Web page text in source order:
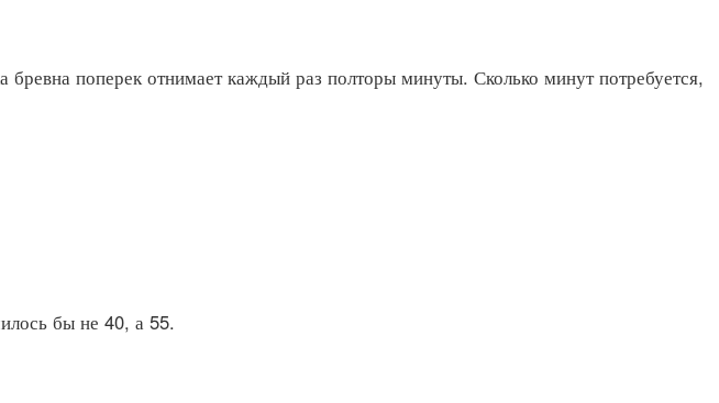
поперек отнимает каждый раз полторы минуты. Сколько минут потребуется,
бы не 40, а 55.